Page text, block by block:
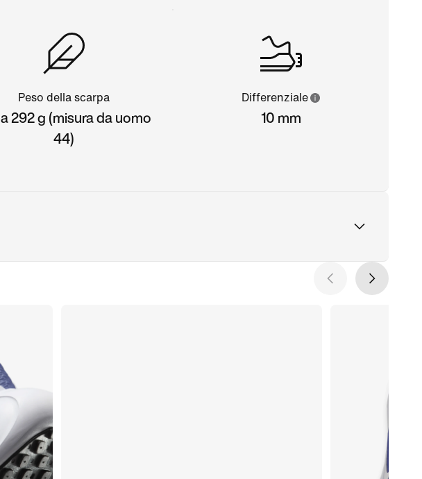
Peso della scarpa
292 g (misura da uomo
44)
Differenziale
10 mm